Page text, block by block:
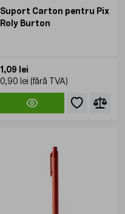
Suport Carton pentru Pix
Roly Burton
1,09 lei
0,90 lei